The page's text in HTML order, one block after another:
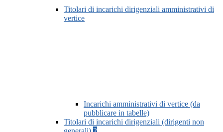
Titolari di incarichi dirigenziali amministrativi di
vertice
Incarichi amministrativi di vertice (da
pubblicare in tabelle)
Titolari di incarichi dirigenziali (dirigenti non